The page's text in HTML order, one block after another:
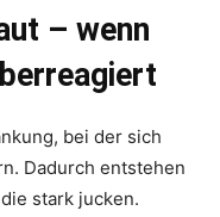
– wenn
bei der sich
Dadurch entstehen
stark jucken.